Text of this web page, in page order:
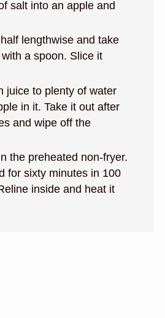
salt into an apple and
lengthwise and take
a spoon. Slice it
juice to plenty of water
in it. Take it out after
and wipe off the
the preheated non-fryer.
for sixty minutes in 100
inside and heat it